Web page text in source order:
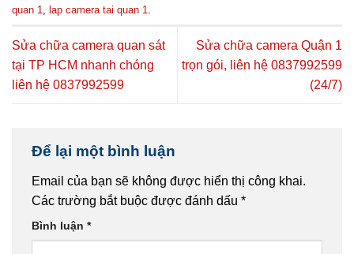
quan 1, lap camera tai quan 1.
Sửa chữa camera quan sát
tại TP HCM nhanh chóng
liên hệ 0837992599
Sửa chữa camera Quận 1
trọn gói, liên hệ 0837992599
(24/7)
Để lại một bình luận
Email của bạn sẽ không được hiển thị công khai.
Các trường bắt buộc được đánh dấu *
Bình luận *